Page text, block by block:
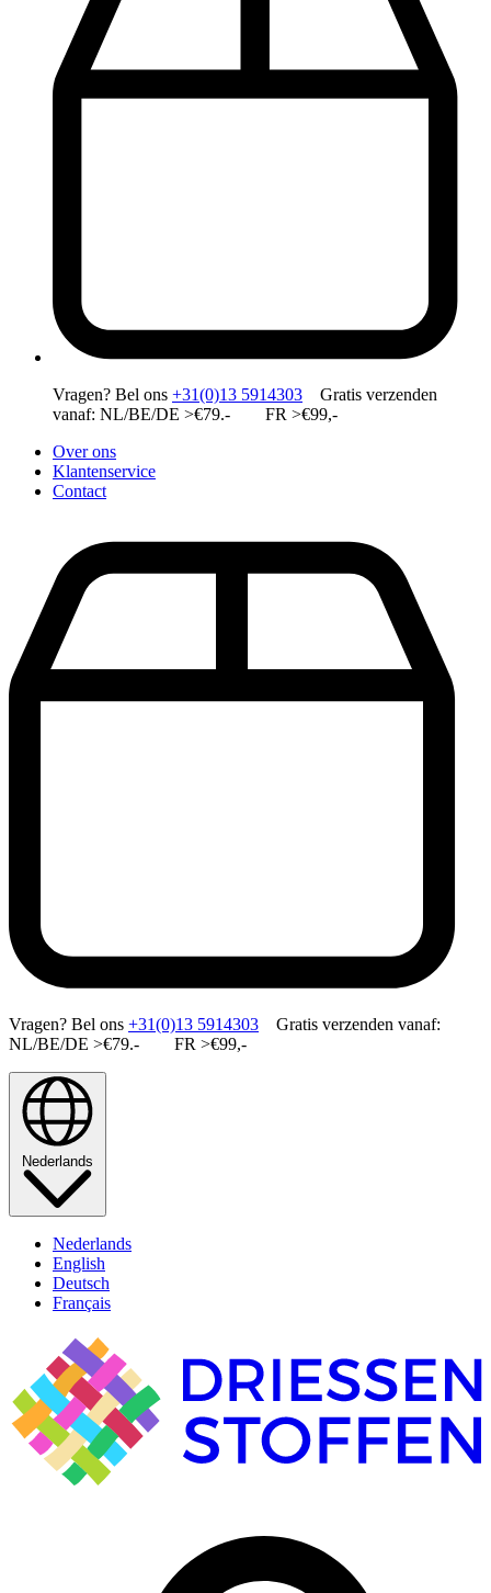
Vragen? Bel ons +31(0)13 5914303 Gratis verzenden
vanaf: NL/BE/DE >€79.- FR >€99,-
Over ons
Klantenservice
Contact
Vragen? Bel ons +31(0)13 5914303 Gratis verzenden vanaf:
NL/BE/DE >€79.- FR >€99,-
Nederlands
Nederlands
English
Deutsch
Français